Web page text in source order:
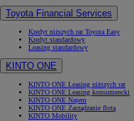
Toyota Financial Services
Kredyt niższych rat Toyota Easy
Kredyt standardowy
Leasing standardowy
KINTO ONE
KINTO ONE Leasing niższych rat
KINTO ONE Leasing konsumencki
KINTO ONE Najem
KINTO ONE Zarządzanie flotą
KINTO Mobility